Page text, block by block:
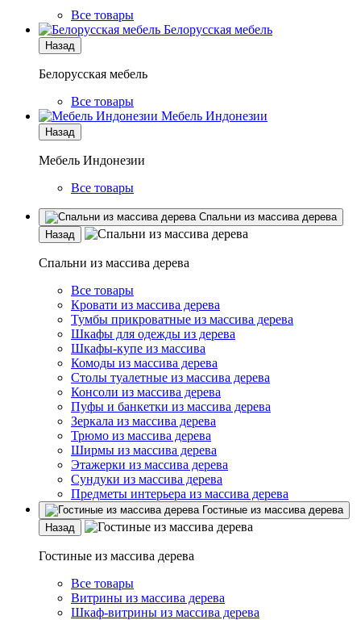
Все товары
Белорусская мебель
Назад
Белорусская мебель
Все товары
Мебель Индонезии
Назад
Мебель Индонезии
Все товары
Спальни из массива дерева
Назад
Спальни из массива дерева
Все товары
Кровати из массива дерева
Тумбы прикроватные из массива дерева
Шкафы для одежды из дерева
Шкафы-купе из массива
Комоды из массива дерева
Столы туалетные из массива дерева
Консоли из массива дерева
Пуфы и банкетки из массива дерева
Зеркала из массива дерева
Трюмо из массива дерева
Ширмы из массива дерева
Этажерки из массива дерева
Сундуки из массива дерева
Предметы интерьера из массива дерева
Гостиные из массива дерева
Назад
Гостиные из массива дерева
Все товары
Витрины из массива дерева
Шкаф-витрины из массива дерева